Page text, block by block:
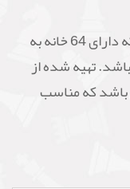
صفحه چوبی ژیوار با ظرافت و کیفیت بالا که دارای 64 خانه به
متر به ابعاد 57*57 می باشد. تهیه شده از
باشد که مناسب